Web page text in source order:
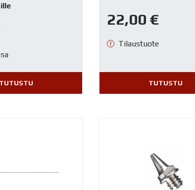
TUTUSTU
22,00€
Tilaustuote
TUTUSTU